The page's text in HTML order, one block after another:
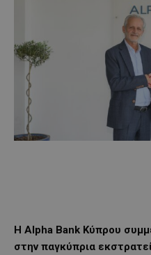
Η Alpha Bank Κύπρου
στην παγκύπρια